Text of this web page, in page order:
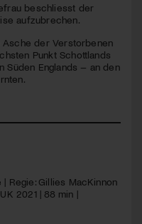
beschliesst der
aufzubrechen.
der Verstorbenen
Punkt Schottlands
Süden Englands – an den
Regie: Gillies MacKinnon
2021 | 88 min |